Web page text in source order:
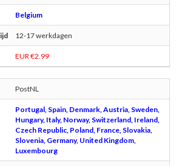
Belgium
12-17 werkdagen
EUR €2.99
PostNL
Portugal, Spain, Denmark, Austria, Sweden,
Hungary, Italy, Norway, Switzerland, Ireland,
Czech Republic, Poland, France, Slovakia,
Slovenia, Germany, United Kingdom,
Luxembourg